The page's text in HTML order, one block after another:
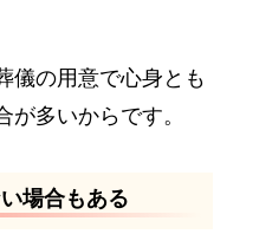
儀の用意で心身とも
が多いからです。
場合もある